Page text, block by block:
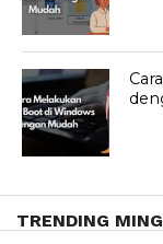
TRENDING